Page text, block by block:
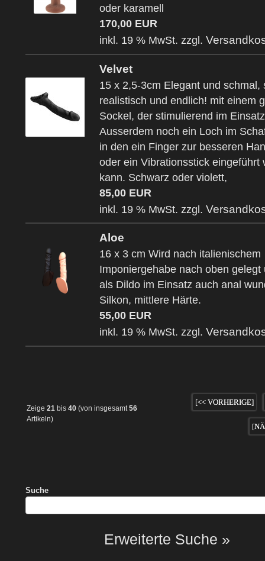
oder karamell
170,00 EUR
inkl. 19 % MwSt. zzgl.
Velvet
15 x 2,5-3cm Elegant und schmal,
realistisch und endlich! mit einem
Sockel, der stimulierend im
Ausserdem noch ein Loch im
in den ein Finger zur besseren
oder ein Vibrationsstick eingeführt
kann. Schwarz oder violett,
85,00 EUR
inkl. 19 % MwSt. zzgl.
Aloe
16 x 3 cm Wird nach italienischem
Imponiergehabe nach oben gelegt
als Dildo im Einsatz auch anal
Silkon, mittlere Härte.
55,00 EUR
inkl. 19 % MwSt. zzgl.
Zeige 21 bis 40 (von insgesamt56
Artikeln)
[<< VORHERIGE]
Suche
Erweiterte Suche »